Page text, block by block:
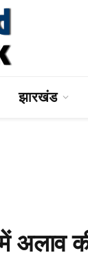
झारखंड